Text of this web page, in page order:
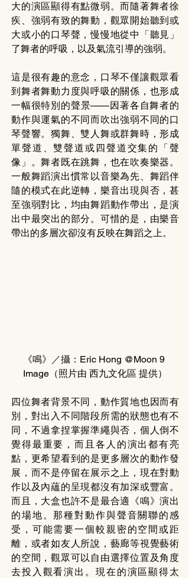
大的演區顯得有點微弱。而隨著舞者徐
疾、強弱有致的舞動，觀眾開始聽到或
大或小的口琴聲，慢慢地從中「聽見」
了舞者的呼吸，以及氣流引導的強弱。
這是很有趣的意念，口琴不僅讓觀眾看
到舞者舞動力度與呼吸的關係，也形成
一幅很特別的聲景——因著各自舞者的
動作與運氣的不同而吹出強弱不同的口
琴聲響。獨舞、雙人舞或群舞時，形成
單聲道、雙聲道或四聲道交集的「聲
像」。舞者既在跳舞，也在吹奏樂器。
一般舞蹈演出慣常以音樂為先、舞蹈伴
隨的模式在此逆轉，樂音出現與否，甚
至強弱對比，均由舞蹈動作帶出，是演
出中最突出的部分。可惜的是，由樂音
帶出的多層次卻沒有反映在舞蹈之上。
《鳴》／攝：Eric Hong @Moon 9
Image（照片由 西九文化區 提供）
四位舞者背景不同，動作質地也因而有
別，對出入不同階段所需的狀態也有不
同，不過拿捏掌握準繩與否，個人倒不
覺得最重要，而且各人的演出都有亮
點，更希望看到的是更多層次的動作發
展，而不是停留在展示之上，現在對動
作以及內蘊的呈現都沒有加深或豐富。
而且，大盒也許不是最合適《鳴》演出
的場地。那種對動作與聲音關聯的感
受，可能需要一個較親密的空間或距
離，或者如友人所說，藝廊等視覺藝術
的空間，觀眾可以自由選擇位置及角度
去投入觀看演出。現在的演區顯得太